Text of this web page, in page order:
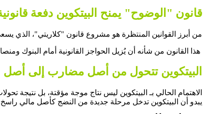
قانون "الوضوح" يمنح البيتكوين دفعة
من أبرز القوانين المنتظرة هو مشروع قانون "كلاريتي"، الذي
هذا القانون من شأنه أن يُزيل الحواجز القانونية أمام البنوك
البيتكوين تتحول من أصل مضارب إلى أصل
الاهتمام الحالي بـ البيتكوين ليس نتاج موجة مؤقتة، بل نتيجة
يبدو أن البيتكوين تدخل مرحلة جديدة من النضج كأصل مالي